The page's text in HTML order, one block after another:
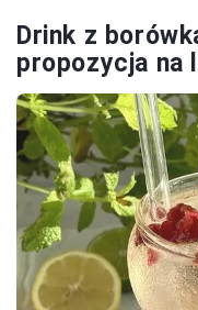
Drink z
propozycja na